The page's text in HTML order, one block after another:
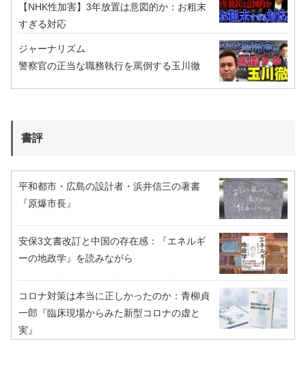
【NHK性加害】3年放置は意図的か：お粗末
すぎる対応
ジャーナリズム
警察官の正当な職務執行を罵倒する玉川徹
書評
平和都市・広島の設計者・浜井信三の著書
『原爆市長』
安保3文書改訂と中国の存在感：『エネルギ
ーの地政学』を読みながら
コロナ対策は本当に正しかったのか：青柳貞
一郎『臨床現場からみた新型コロナの虚と
実』